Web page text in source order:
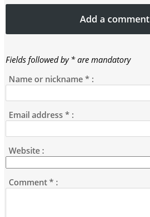
Add a comment
Fields followed by * are mandatory
Name or nickname* :
Email address* :
Website :
Comment* :